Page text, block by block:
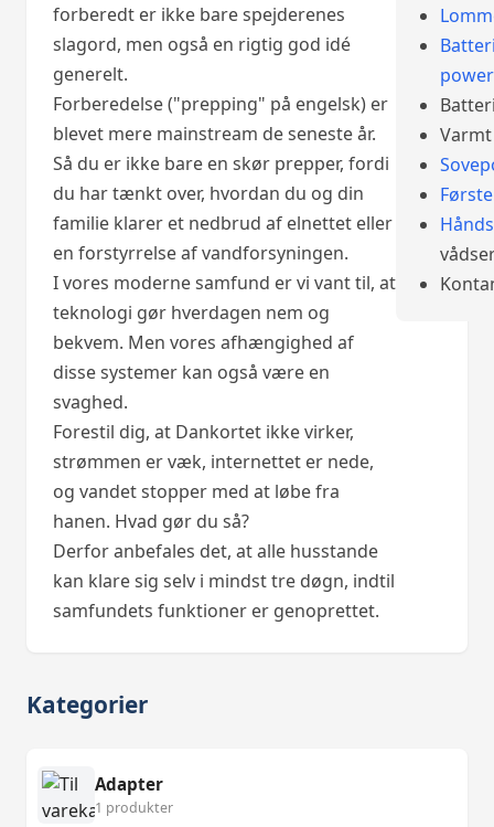
forberedt er ikke bare spejderenes
slagord, men også en rigtig god idé
generelt.
Forberedelse ("prepping" på engelsk) er
blevet mere mainstream de seneste år.
Så du er ikke bare en skør prepper, fordi
du har tænkt over, hvordan du og din
familie klarer et nedbrud af elnettet eller
en forstyrrelse af vandforsyningen.
I vores moderne samfund er vi vant til, at
teknologi gør hverdagen nem og
bekvem. Men vores afhængighed af
disse systemer kan også være en
svaghed.
Forestil dig, at Dankortet ikke virker,
strømmen er væk, internettet er nede,
og vandet stopper med at løbe fra
hanen. Hvad gør du så?
Derfor anbefales det, at alle husstande
kan klare sig selv i mindst tre døgn, indtil
samfundets funktioner er genoprettet.
Kategorier
Adapter
1 produkter